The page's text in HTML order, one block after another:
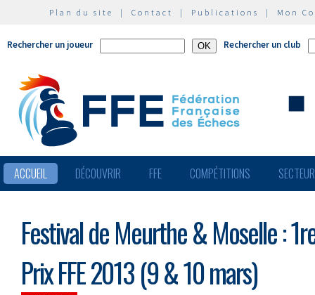
Plan du site | Contact | Publications | Mon
Rechercher un joueur Rechercher un club
ACCUEIL DÉCOUVRIR FFE COMPÉTITIONS
Festival de Meurthe & Moselle :
Prix FFE 2013 (9 & 10 mars)